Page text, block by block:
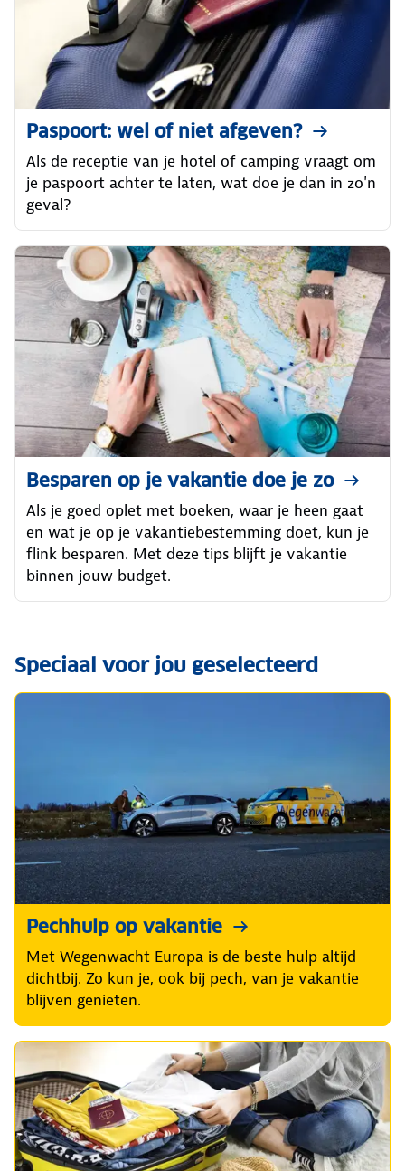
Paspoort: wel of niet afgeven?
Als de receptie van je hotel of camping vraagt om
je paspoort achter te laten, wat doe je dan in zo'n
geval?
Besparen op je vakantie doe je zo
Als je goed oplet met boeken, waar je heen gaat
en wat je op je vakantiebestemming doet, kun je
flink besparen. Met deze tips blijft je vakantie
binnen jouw budget.
Speciaal voor jou geselecteerd
Pechhulp op vakantie
Met Wegenwacht Europa is de beste hulp altijd
dichtbij. Zo kun je, ook bij pech, van je vakantie
blijven genieten.